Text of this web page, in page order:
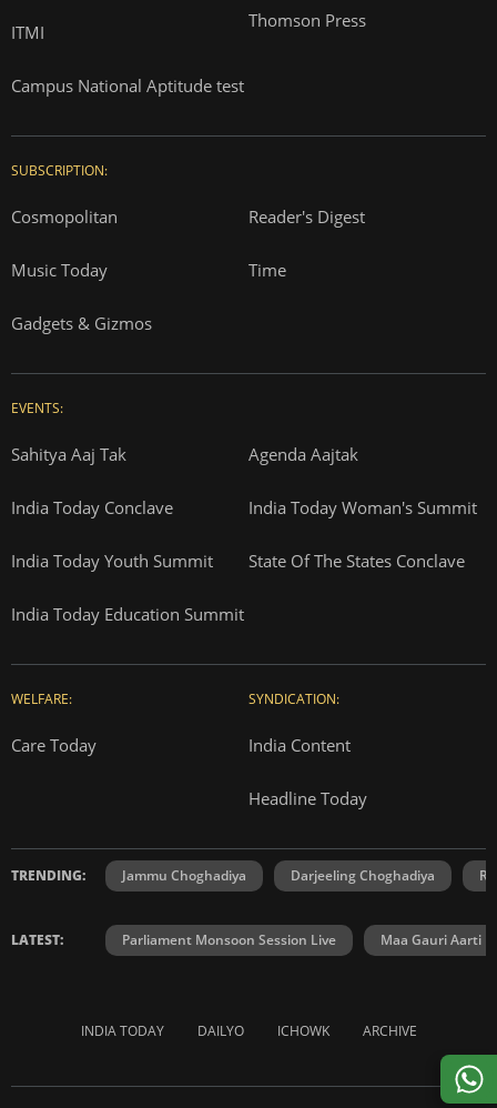
ITMI
Campus National Aptitude test
Thomson Press
SUBSCRIPTION:
Cosmopolitan Reader's Digest
Music Today Time
Gadgets & Gizmos
EVENTS:
Sahitya Aaj Tak Agenda Aajtak
India Today Conclave India Today Woman's Summit
India Today Youth Summit State Of The States Conclave
India Today Education Summit
WELFARE:
Care Today
SYNDICATION:
India Content
Headline Today
TRENDING: Jammu Choghadiya Darjeeling Choghadiya
LATEST: Parliament Monsoon Session Live Maa Gauri Aarti
INDIA TODAY DAILYO ICHOWK ARCHIVE